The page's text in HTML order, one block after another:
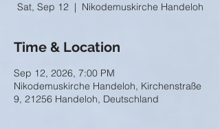
Sat, Sep 12
  |
Nikodemuskirche Handeloh
Time & Location
Sep 12, 2026, 7:00 PM
Nikodemuskirche Handeloh, Kirchenstraße
9, 21256 Handeloh, Deutschland